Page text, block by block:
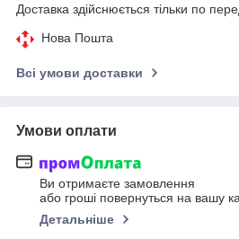
Доставка здійснюється тільки по
Нова Пошта
Всі умови доставки
Умови оплати
Ви отримаєте замовлення
або гроші повернуться на вашу
Детальніше